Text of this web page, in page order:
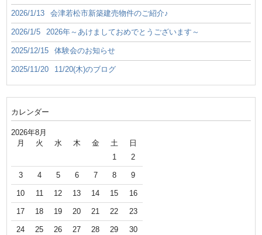
2026/1/13 会津若松市新築建売物件のご紹介♪
2026/1/5 2026年～あけましておめでとうございます～
2025/12/15 体験会のお知らせ
2025/11/20 11/20(木)のブログ
カレンダー
2026年8月
月 火 水 木 金 土 日
1 2
3 4 5 6 7 8 9
10 11 12 13 14 15 16
17 18 19 20 21 22 23
24 25 26 27 28 29 30